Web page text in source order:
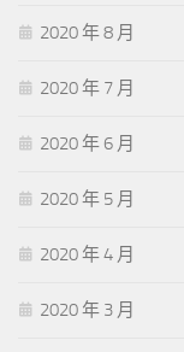
2020 年 8 月
2020 年 7 月
2020 年 6 月
2020 年 5 月
2020 年 4 月
2020 年 3 月